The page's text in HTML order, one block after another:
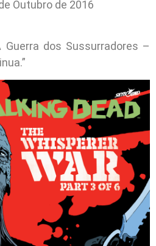
Outubro de 2016
Guerra dos Sussurradores –